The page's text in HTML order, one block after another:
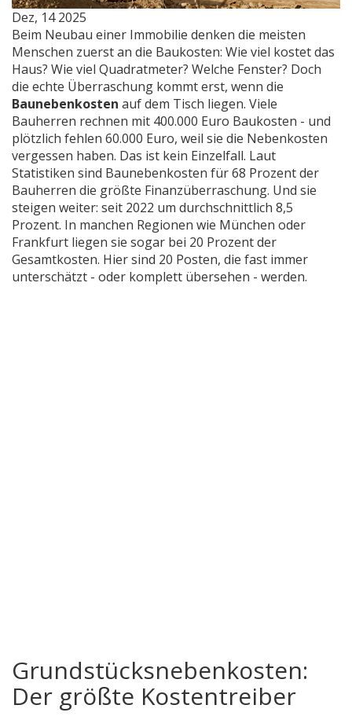
Dez, 14 2025
Beim Neubau einer Immobilie denken die meisten
Menschen zuerst an die Baukosten: Wie viel kostet das
Haus? Wie viel Quadratmeter? Welche Fenster? Doch
die echte Überraschung kommt erst, wenn die
Baunebenkosten auf dem Tisch liegen. Viele
Bauherren rechnen mit 400.000 Euro Baukosten - und
plötzlich fehlen 60.000 Euro, weil sie die Nebenkosten
vergessen haben. Das ist kein Einzelfall. Laut
Statistiken sind Baunebenkosten für 68 Prozent der
Bauherren die größte Finanzüberraschung. Und sie
steigen weiter: seit 2022 um durchschnittlich 8,5
Prozent. In manchen Regionen wie München oder
Frankfurt liegen sie sogar bei 20 Prozent der
Gesamtkosten. Hier sind 20 Posten, die fast immer
unterschätzt - oder komplett übersehen - werden.
Grundstücksnebenkosten:
Der größte Kostentreiber